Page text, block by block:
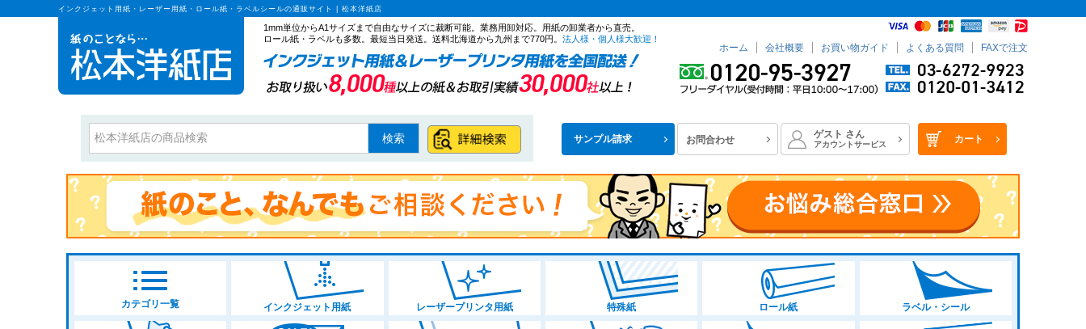
インクジェット用紙・レーザー用紙・ロール紙・ラベルシールの通販サイト | 松本洋紙店
1mm単位からA1サイズまで自由なサイズに裁断可能。業務用卸対応。用紙の卸業者から直売。
ロール紙・ラベルも多数。最短当日発送。送料北海道から九州まで770円。 法人様・個人様大歓迎！
ホーム 会社概要 お買い物ガイド よくある質問 FAXで注文
サンプル請求 お問合わせ ゲスト さん
アカウントサービス カート
検索
カテゴリ一覧 インクジェット用紙 レーザープリンタ用紙 特殊紙 ロール紙 ラベル・シール